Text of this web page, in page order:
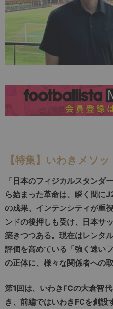
【特集】いわきメソ
「日本のフィジカルスタン
ら始まった革命は、瞬く間に
の成果、インテンシティが重
ンドの後押しも受け、日本サ
築きつつある。現在はレンタ
評価を高めている「強く速い
の正体に、様々な関係者への
第1回は、いわきFCの大倉智
き、前編ではいわきFCを創設